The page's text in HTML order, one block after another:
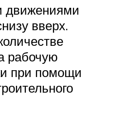
движениями
вверх.
рабочую
при помощи